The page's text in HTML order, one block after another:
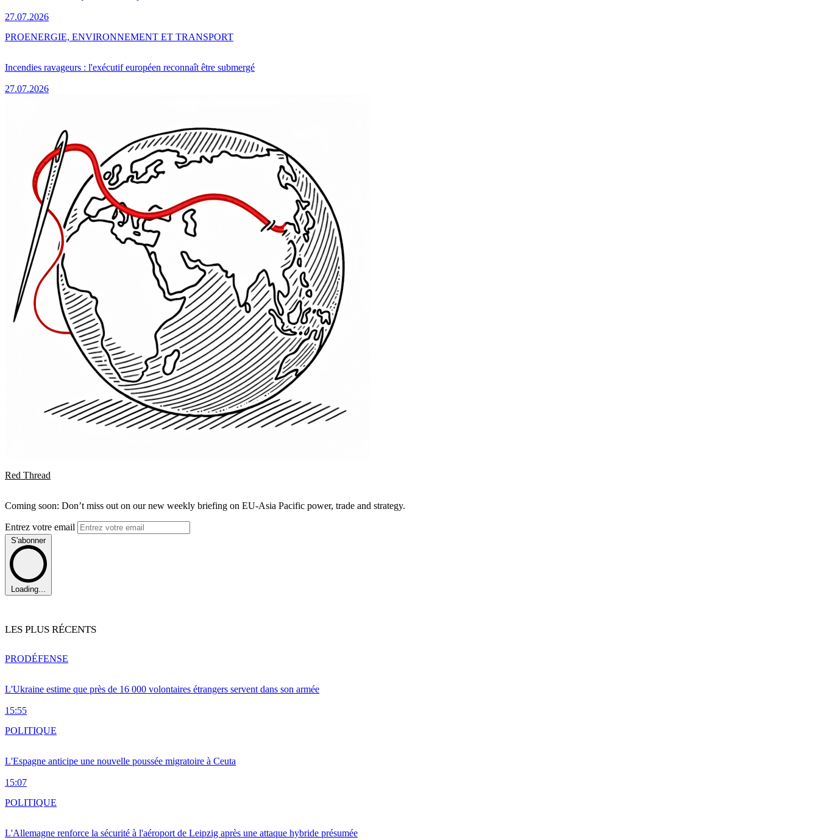
27.07.2026
Incendies ravageurs : l'exécutif européen reconnaît être submergé
27.07.2026
PROENERGIE, ENVIRONNEMENT ET TRANSPORT
Red Thread
Coming soon: Don’t miss out on our new weekly briefing on EU-Asia Pacific power, trade and strategy.
Entrez votre email
S'abonner
Loading...
LES PLUS RÉCENTS
L'Ukraine estime que près de 16 000 volontaires étrangers servent dans son armée
15:55
PRODÉFENSE
L'Espagne anticipe une nouvelle poussée migratoire à Ceuta
15:07
POLITIQUE
L'Allemagne renforce la sécurité à l'aéroport de Leipzig après une attaque hybride présumée
POLITIQUE